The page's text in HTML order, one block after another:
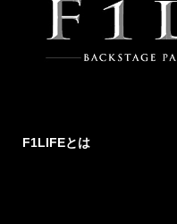
F1LIFEとは